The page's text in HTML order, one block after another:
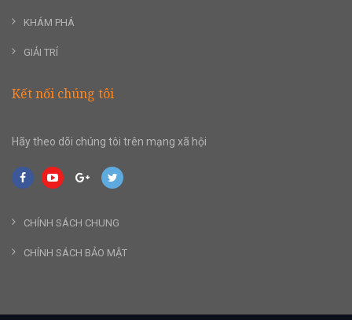
KHÁM PHÁ
GIẢI TRÍ
Kết nối chúng tôi
Hãy theo dõi chúng tôi trên mạng xã hội
CHÍNH SÁCH CHUNG
CHÍNH SÁCH BẢO MẬT